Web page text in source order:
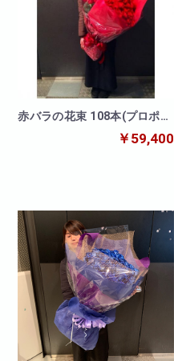
赤バラの花束 108本(プロポー
￥59,400